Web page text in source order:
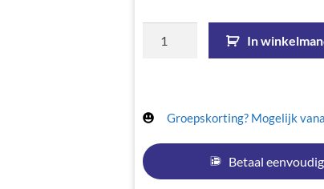
In
Groepskorting? Mogelijk
Betaal